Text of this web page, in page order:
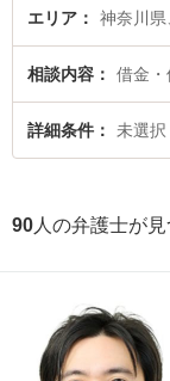
特にネクスパート法律
間に発生した信用情報
情報回復のトラブル解
無料で信用情報回復を
エリア
相談内容 借金
詳細条件 未選択
90 人の弁護士が